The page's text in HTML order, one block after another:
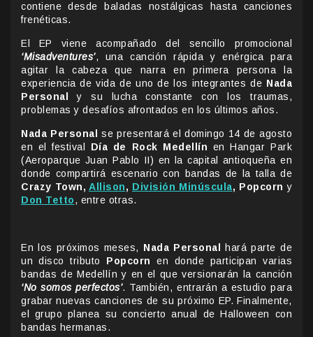
contiene desde baladas nostálgicas hasta canciones
frenéticas.
El EP viene acompañado del sencillo promocional
‘Misadventures’, una canción rápida y enérgica para
agitar la cabeza que narra en primera persona la
experiencia de vida de uno de los integrantes de Nada
Personal
y su lucha constante con los traumas,
problemas y desafíos afrontados en los últimos años.
Nada Personal
se presentará el domingo 14 de agosto
en el festival Día de Rock Medellín en Hangar Park
(Aeroparque Juan Pablo II) en la capital antioqueña en
donde compartirá escenario con bandas de la talla de
Crazy Town, Allison, División Minúscula, Popcorn y
Don Tetto, entre otras.
En los próximos meses, Nada Personal
hará parte de
un disco tributo Popcorn
en donde participan varias
bandas de Medellín y en el que versionarán la canción
‘No somos perfectos’. También, entrarán a estudio para
grabar nuevas canciones de su próximo EP. Finalmente,
el grupo planea su concierto anual de Halloween con
bandas hermanas.